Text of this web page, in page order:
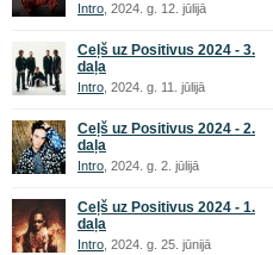
Intro , 2024. g. 12. jūlijā
Ceļš uz Positivus 2024 - 3.
daļa
Intro , 2024. g. 11. jūlijā
Ceļš uz Positivus 2024 - 2.
daļa
Intro , 2024. g. 2. jūlijā
Ceļš uz Positivus 2024 - 1.
daļa
Intro , 2024. g. 25. jūnijā